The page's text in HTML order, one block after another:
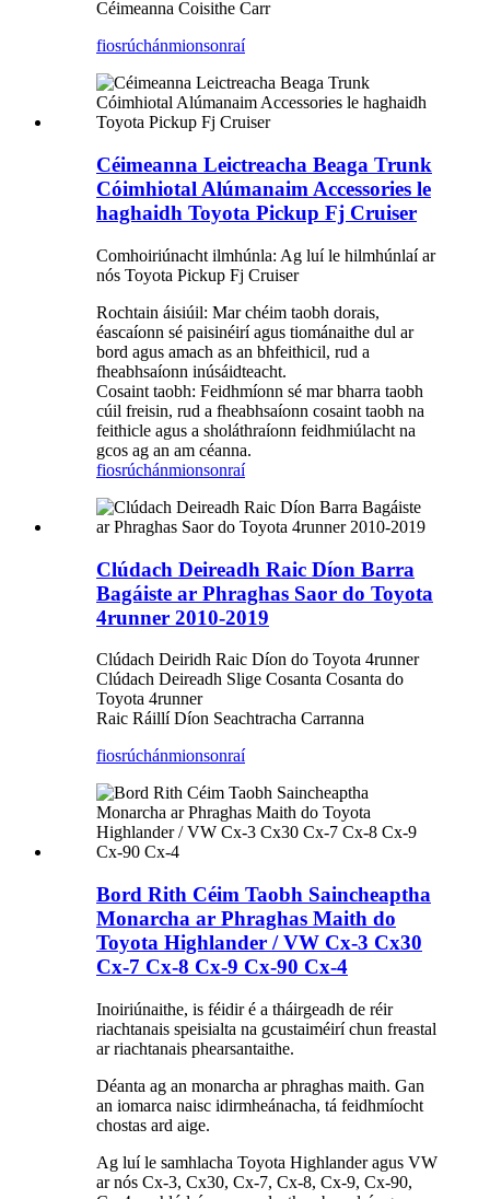
Céimeanna Coisithe Carr
fiosrúchánmionsonraí
Céimeanna Leictreacha Beaga Trunk
Cóimhiotal Alúmanaim Accessories le
haghaidh Toyota Pickup Fj Cruiser
Comhoiriúnacht ilmhúnla: Ag luí le hilmhúnlaí ar
nós Toyota Pickup Fj Cruiser
Rochtain áisiúil: Mar chéim taobh dorais,
éascaíonn sé paisinéirí agus tiománaithe dul ar
bord agus amach as an bhfeithicil, rud a
fheabhsaíonn inúsáidteacht.
Cosaint taobh: Feidhmíonn sé mar bharra taobh
cúil freisin, rud a fheabhsaíonn cosaint taobh na
feithicle agus a sholáthraíonn feidhmiúlacht na
gcos ag an am céanna.
fiosrúchánmionsonraí
Clúdach Deireadh Raic Díon Barra
Bagáiste ar Phraghas Saor do Toyota
4runner 2010-2019
Clúdach Deiridh Raic Díon do Toyota 4runner
Clúdach Deireadh Slige Cosanta Cosanta do
Toyota 4runner
Raic Ráillí Díon Seachtracha Carranna
fiosrúchánmionsonraí
Bord Rith Céim Taobh Saincheaptha
Monarcha ar Phraghas Maith do
Toyota Highlander / VW Cx-3 Cx30
Cx-7 Cx-8 Cx-9 Cx-90 Cx-4
Inoiriúnaithe, is féidir é a tháirgeadh de réir
riachtanais speisialta na gcustaiméirí chun freastal
ar riachtanais phearsantaithe.
Déanta ag an monarcha ar phraghas maith. Gan
an iomarca naisc idirmheánacha, tá feidhmíocht
chostas ard aige.
Ag luí le samhlacha Toyota Highlander agus VW
ar nós Cx-3, Cx30, Cx-7, Cx-8, Cx-9, Cx-90,